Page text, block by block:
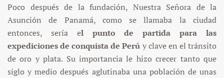
Poco después de la fundación, Nuestra Señora de la
Asunción de Panamá, como se llamaba la ciudad
entonces, sería el punto de partida para las
expediciones de conquista de Perú y clave en el tránsito
de oro y plata. Su importancia le hizo crecer tanto que
siglo y medio después aglutinaba una población de unas